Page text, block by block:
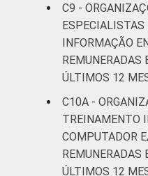
C9 -
ESPECIALISTAS
INFORMAÇÃO
REMUNERADAS
ÚLTIMOS 12
C10A -
TREINAMENTO
COMPUTADOR
REMUNERADAS
ÚLTIMOS 12